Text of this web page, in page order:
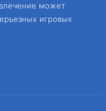
может
игровых